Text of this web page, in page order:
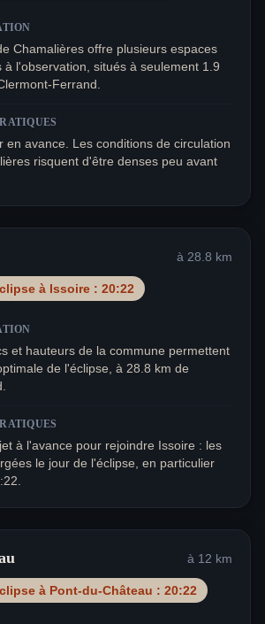
Chamalières offre plusieurs espaces
à l'observation, situés à seulement 1.9
Ferrand.
en avance. Les conditions de circulation
risquent d'être denses peu avant
à 28.8 km
à Issoire : 20:22
et hauteurs de la commune permettent
de l'éclipse, à 28.8 km de
à l'avance pour rejoindre Issoire : les
le jour de l'éclipse, en particulier
à 12 km
à Pont-du-Château : 20:22